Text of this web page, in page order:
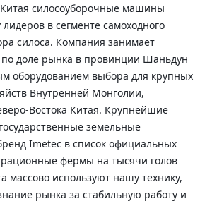
силосоуборочные машины
в сегменте самоходного
силоса. Компания занимает
доле рынка в провинции Шаньдун
оборудованием выбора для крупных
Внутренней Монголии,
Востока Китая. Крупнейшие
земельные
Imetec в список официальных
фермы на тысячи голов
массово используют нашу технику,
рынка за стабильную работу и